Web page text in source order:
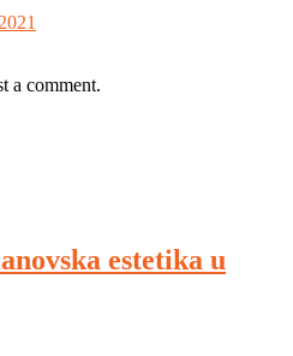
a comment.
estetika u